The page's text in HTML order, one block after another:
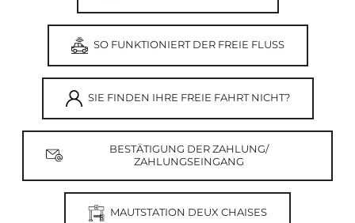
SO FUNKTIONIERT DER FREIE FLUSS
SIE FINDEN IHRE FREIE FAHRT NICHT?
BESTÄTIGUNG DER ZAHLUNG/
ZAHLUNGSEINGANG
MAUTSTATION DEUX CHAISES